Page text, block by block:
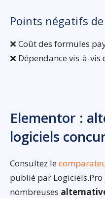
Points négatifs
❌ Coût des formules
❌ Dépendance vis-à-
Elementor :
logiciels
Consultez le
publié par
nombreuses